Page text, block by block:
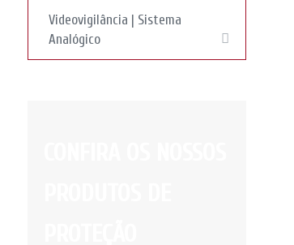
Videovigilância | Sistema
Analógico